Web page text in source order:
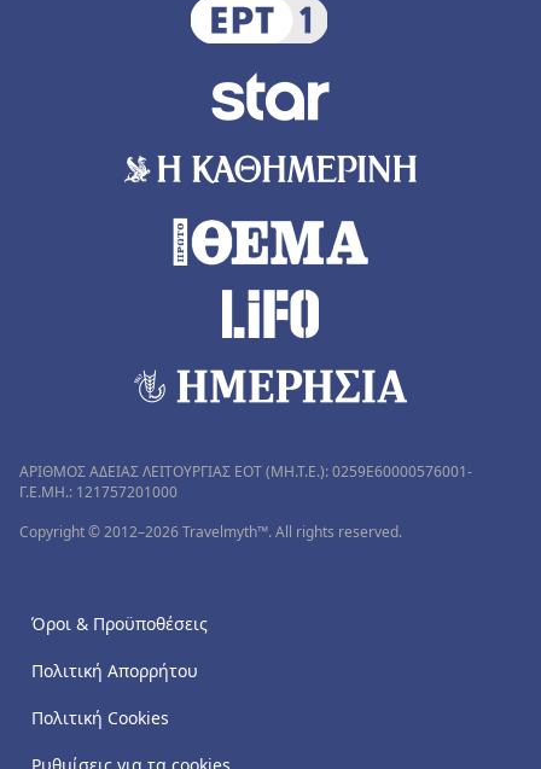
ΑΡΙΘΜΟΣ ΑΔΕΙΑΣ ΛΕΙΤΟΥΡΓΙΑΣ ΕΟΤ (MH.T.E.): 0259Ε60000576001-
Γ.Ε.ΜΗ.: 121757201000
Copyright © 2012–2026 Travelmyth™. All rights reserved.
Όροι & Προϋποθέσεις
Πολιτική Απορρήτου
Πολιτική Cookies